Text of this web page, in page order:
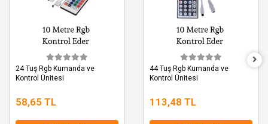
24 Tuş Rgb Kumanda ve
Kontrol Ünitesi
58,65 TL
44 Tuş Rgb Kumanda ve
Kontrol Ünitesi
113,48 TL